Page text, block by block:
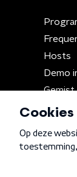
Hosts
Demo
Gemist